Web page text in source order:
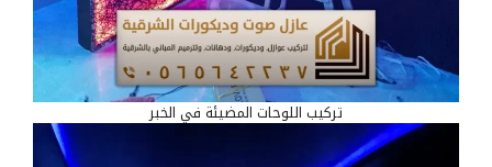
تركيب اللوحات المضيئة في الخبر